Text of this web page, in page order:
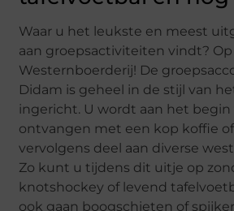
Waar u het leukste en meest
aan groepsactiviteiten vindt? Op
Westernboerderij! De
Didam is geheel in de stijl van
ingericht. U wordt aan het
ontvangen met een kop koffie
vervolgens deel aan diverse
Zo kunt u tijdens dit uitje op
knotshockey of levend
ook gaan boogschieten of